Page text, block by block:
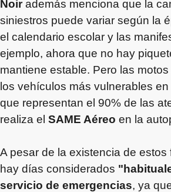
Noirademás menciona que la
siniestros puede variar según la
el calendario escolar y las
ejemplo, ahora que no hay
mantiene estable. Pero las
los vehículos más vulnerables
que representan el 90% de las
realiza el SAME Aéreo en la
A pesar de la existencia de estos
hay días considerados
servicio de emergencias, ya